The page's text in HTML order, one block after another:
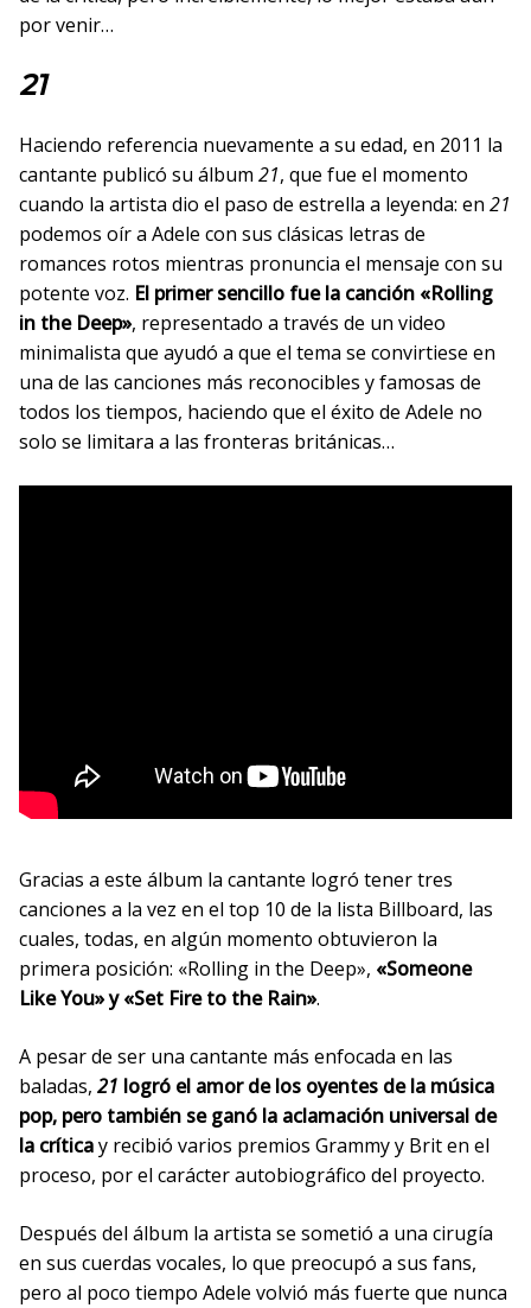
por venir…
21
Haciendo referencia nuevamente a su edad, en 2011 la
cantante publicó su álbum 21, que fue el momento
cuando la artista dio el paso de estrella a leyenda: en 21
podemos oír a Adele con sus clásicas letras de
romances rotos mientras pronuncia el mensaje con su
potente voz. El primer sencillo fue la canción «Rolling
in the Deep», representado a través de un video
minimalista que ayudó a que el tema se convirtiese en
una de las canciones más reconocibles y famosas de
todos los tiempos, haciendo que el éxito de Adele no
solo se limitara a las fronteras británicas…
Gracias a este álbum la cantante logró tener tres
canciones a la vez en el top 10 de la lista Billboard, las
cuales, todas, en algún momento obtuvieron la
primera posición: «Rolling in the Deep», «Someone
Like You» y «Set Fire to the Rain».
A pesar de ser una cantante más enfocada en las
baladas, 21 logró el amor de los oyentes de la música
pop, pero también se ganó la aclamación universal de
la críticay recibió varios premios Grammy y Brit en el
proceso, por el carácter autobiográfico del proyecto.
Después del álbum la artista se sometió a una cirugía
en sus cuerdas vocales, lo que preocupó a sus fans,
pero al poco tiempo Adele volvió más fuerte que nunca